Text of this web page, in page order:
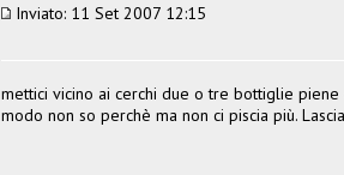
Inviato: 11 Set 2007 12:15
mettici vicino ai cerchi due o tre bottiglie
modo non so perchè ma non ci piscia più.